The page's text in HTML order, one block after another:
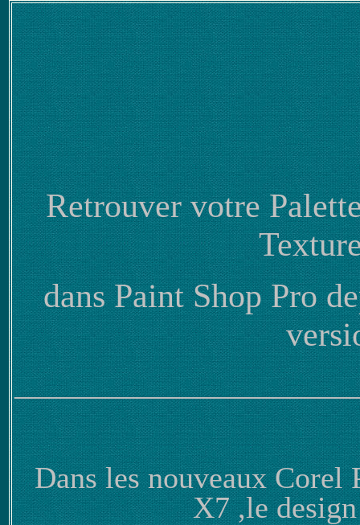
Retrouver votre
dans Paint Shop Pro
Dans les nouveaux Corel
X7 ,le